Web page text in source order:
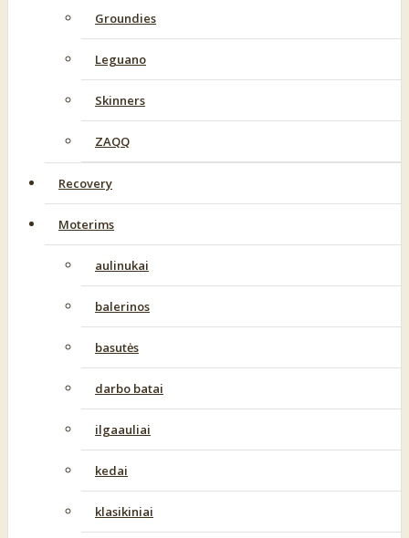
Groundies
Leguano
Skinners
ZAQQ
Recovery
Moterims
aulinukai
balerinos
basutės
darbo batai
ilgaauliai
kedai
klasikiniai